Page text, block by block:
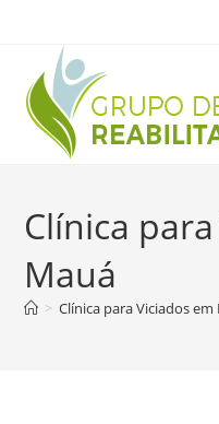
conteúdo
Clínica
Mauá
> Clínica para Viciados em